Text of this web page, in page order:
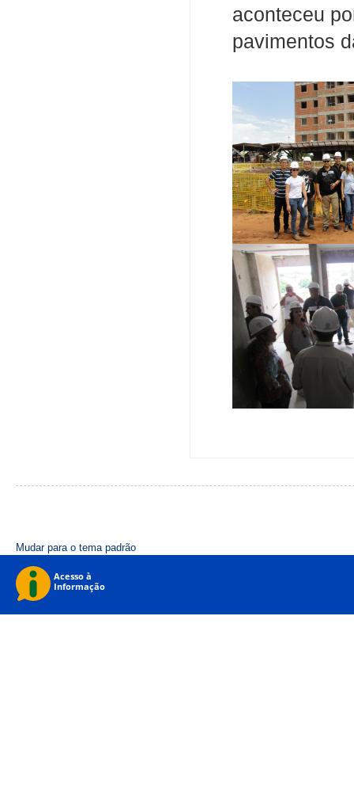
aconteceu
pavimentos
Mudar para o tema padrão